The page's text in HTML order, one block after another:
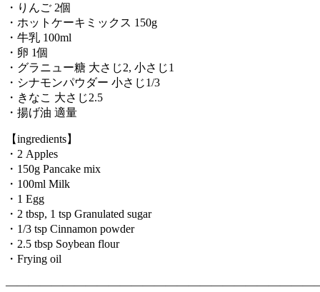
・りんご 2個
・ホットケーキミックス 150g
・牛乳 100ml
・卵 1個
・グラニュー糖 大さじ2, 小さじ1
・シナモンパウダー 小さじ1/3
・きなこ 大さじ2.5
・揚げ油 適量
【ingredients】
・2 Apples
・150g Pancake mix
・100ml Milk
・1 Egg
・2 tbsp, 1 tsp Granulated sugar
・1/3 tsp Cinnamon powder
・2.5 tbsp Soybean flour
・Frying oil